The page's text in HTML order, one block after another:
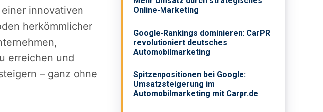
innovativen
herkömmlicher
erreichen und
– ganz ohne
Online-Marketing
Google-Rankings dominieren: CarPR
revolutioniert deutsches
Automobilmarketing
Spitzenpositionen bei Google:
Umsatzsteigerung im
Automobilmarketing mit Carpr.de